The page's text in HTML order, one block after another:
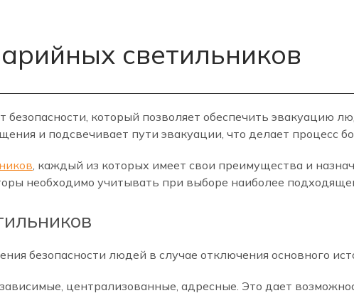
светильников
безопасности, который позволяет обеспечить эвакуацию
и подсвечивает пути эвакуации, что делает процесс
, каждый из которых имеет свои преимущества и
необходимо учитывать при выборе наиболее
безопасности людей в случае отключения основного
централизованные, адресные. Это дает